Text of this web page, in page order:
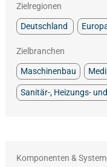
Zielregionen
Deutschland
Zielbranchen
Maschinenbau
Sanitär-, Heizungs-
Komponenten &